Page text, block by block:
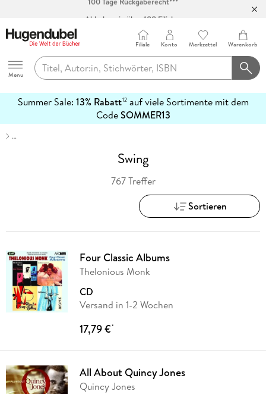
Abholung in über 100 Filialen
Hugendubel
Menu
Filiale Konto Merkzettel Warenkorb
Summer Sale: 13% Rabatt12auf viele Sortimente mit dem
CodeSOMMER13
erfahren
…
Swing
767 Treffer
Sortieren
Four Classic Albums
Thelonious Monk
CD
Versand in 1-2 Wochen
17,79 €*
All About Quincy Jones
Quincy Jones